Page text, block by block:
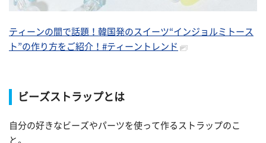
ティーンの間で話題！韓国発のスイーツ“インジョルミトース
ト”の作り方をご紹介！#ティーントレンド
ビーズストラップとは
自分の好きなビーズやパーツを使って作るストラップのこ
と。